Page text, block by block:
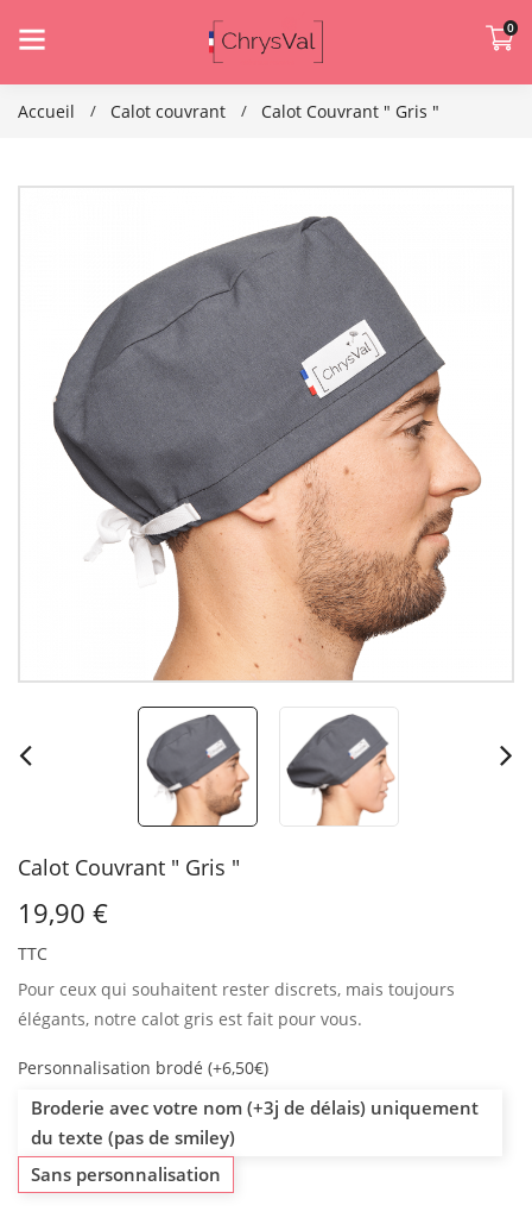
0
Accueil Calot couvrant Calot Couvrant " Gris "
Calot Couvrant " Gris "
19,90 €
TTC
Pour ceux qui souhaitent rester discrets, mais toujours
élégants, notre calot gris est fait pour vous.
Personnalisation brodé (+6,50€)
Broderie avec votre nom (+3j de délais) uniquement
du texte (pas de smiley)
Sans personnalisation